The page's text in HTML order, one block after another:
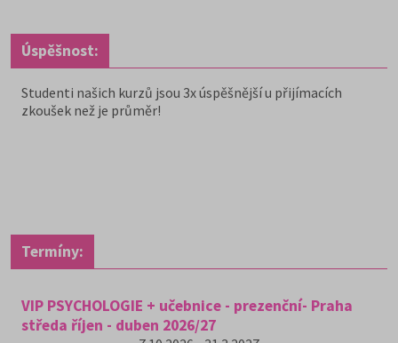
Úspěšnost:
Studenti našich kurzů jsou 3x úspěšnější u přijímacích
zkoušek než je průměr!
Termíny:
VIP PSYCHOLOGIE + učebnice - prezenční- Praha
středa říjen - duben 2026/27